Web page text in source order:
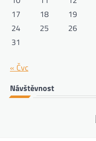
17
18 19
24
25 26
31
« Čvc
Návštěvnost